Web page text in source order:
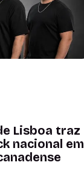
Lisboa traz
nacional em